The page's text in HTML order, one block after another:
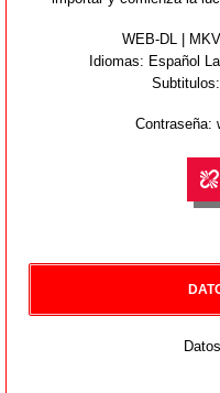
WEB-DL |
Idiomas: Español
Contraseña: